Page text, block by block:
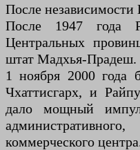
После
После 1947 года
Центральных
штат Мадхья-Прадеш.
1 ноября 2000 года
Чхаттисгарх, и
дало мощный
коммерческого